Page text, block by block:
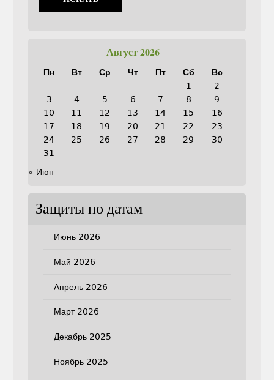
Август 2026
Пн Вт Ср Чт Пт Сб
Вс
1
2
3
4 5 6 7 8
9
10
11 12 13 14 15
16
17
18 19 20 21 22
23
24
25 26 27 28 29
30
31
« Июн
Защиты по датам
Июнь 2026
Май 2026
Апрель 2026
Март 2026
Декабрь 2025
Ноябрь 2025